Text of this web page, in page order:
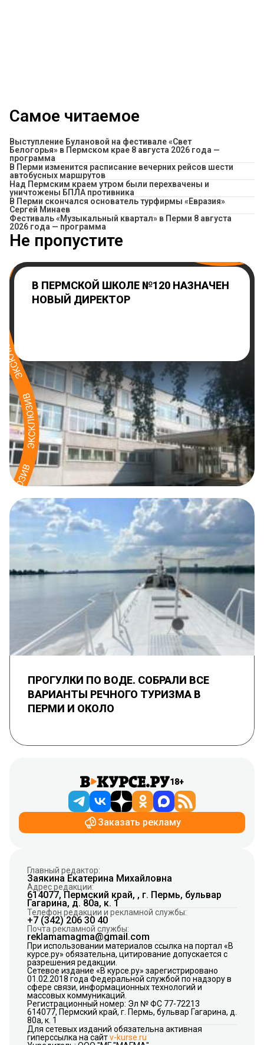
Самое читаемое
Выступление Булановой на фестивале «Свет
Белогорья» в Пермском крае 8 августа 2026 года —
программа
​В Перми изменится расписание вечерних рейсов шести
автобусных маршрутов
Над Пермским краем утром были перехвачены и
уничтожены БПЛА противника
В Перми скончался основатель турфирмы «Евразия»
Сергей Минаев
Фестиваль «Музыкальный квартал» в Перми 8 августа
2026 года — программа
Не пропустите
В ПЕРМСКОЙ ШКОЛЕ №120 НАЗНАЧЕН
НОВЫЙ ДИРЕКТОР
ПРОГУЛКИ ПО ВОДЕ. СОБРАЛИ ВСЕ
ВАРИАНТЫ РЕЧНОГО ТУРИЗМА В
ПЕРМИ И ОКОЛО
18+
Заказать рекламу
Главный редактор:
Заякина Екатерина Михайловна
Адрес редакции:
614077, Пермский край, , г. Пермь, бульвар
Гагарина, д. 80а, к. 1
Телефон редакции и рекламной службы:
+7 (342) 206 30 40
Почта рекламной службы:
reklamamagma@gmail.com
При использовании материалов ссылка на портал «В
курсе.ру» обязательна, цитирование допускается с
разрешения редакции.
Сетевое издание «В курсе.ру» зарегистрировано
01.02.2018 года Федеральной службой по надзору в
сфере связи, информационных технологий и
массовых коммуникаций.
Регистрационный номер: Эл № ФС 77-72213
614077, Пермский край, г. Пермь, бульвар Гагарина, д.
80а, к. 1
Для сетевых изданий обязательна активная
гиперссылка на сайтv-kurse.ru